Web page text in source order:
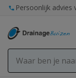
Ga naar de inhoud
Persoonlijk advies